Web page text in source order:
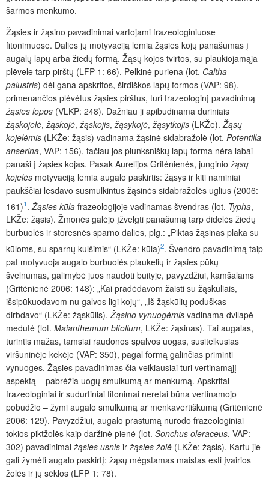
šarmos menkumo.
Žąsies ir žąsino pavadinimai vartojami frazeologiniuose
fitonimuose. Dalies jų motyvaciją lemia žąsies kojų panašumas į
augalų lapų arba žiedų formą. Žąsų kojos tvirtos, su plaukiojamąja
plėvele tarp pirštų (LFP 1: 66). Pelkinė puriena (lot. Caltha
palustris) dėl gana apskritos, širdiškos lapų formos (VAP: 98),
primenančios plėvėtus žąsies pirštus, turi frazeologinį pavadinimą
žąsies lopos (VLKP: 248). Dažniau ji apibūdinama dūriniais
žąskojelė, žąskojė, žąskojis, žąsykojė, žąsytkojis (LKŽe). Žąsų
kojelėmis (LKŽe: žąsis) vadinama žąsinė sidabražolė (lot. Potentilla
anserina, VAP: 156), tačiau jos plunksniškų lapų forma nėra labai
panaši į žąsies kojas. Pasak Aurelijos Gritėnienės, junginio žąsų
kojelės motyvaciją lemia augalo paskirtis: žąsys ir kiti naminiai
paukščiai lesdavo susmulkintus žąsinės sidabražolės ūglius (2006:
161)1. Žąsies kūla frazeologijoje vadinamas švendras (lot. Typha,
LKŽe: žąsis). Žmonės galėjo įžvelgti panašumą tarp didelės žiedų
burbuolės ir storesnės sparno dalies, plg.: „Piktas žąsinas plaka su
kūloms, su sparnų kulšimis“ (LKŽe: kūla)2. Švendro pavadinimą taip
pat motyvuoja augalo burbuolės plaukelių ir žąsies pūkų
švelnumas, galimybė juos naudoti buityje, pavyzdžiui, kamšalams
(Gritėnienė 2006: 148): „Kai pradėdavom žaisti su žąskūliais,
išsipūkuodavom nu galvos ligi kojų“, „Iš žąskūlių poduškas
dirbdavo“ (LKŽe: žąskūlis).Žąsino vynuogėmis vadinama dvilapė
medutė (lot. Maianthemum bifolium, LKŽe: žąsinas). Tai augalas,
turintis mažas, tamsiai raudonos spalvos uogas, susitelkusias
viršūninėje kekėje (VAP: 350), pagal formą galinčias priminti
vynuoges. Žąsies pavadinimas čia veikiausiai turi vertinamąjį
aspektą – pabrėžia uogų smulkumą ar menkumą. Apskritai
frazeologiniai ir sudurtiniai fitonimai neretai būna vertinamojo
pobūdžio – žymi augalo smulkumą ar menkavertiškumą (Gritėnienė
2006: 129). Pavyzdžiui, augalo prastumą nurodo frazeologiniai
tokios piktžolės kaip daržinė pienė (lot. Sonchus oleraceus, VAP:
302) pavadinimaižąsies usnis iržąsies žolė (LKŽe: žąsis). Kartu jie
gali žymėti augalo paskirtį: žąsų mėgstamas maistas esti įvairios
žolės ir jų sėklos (LFP 1: 78).